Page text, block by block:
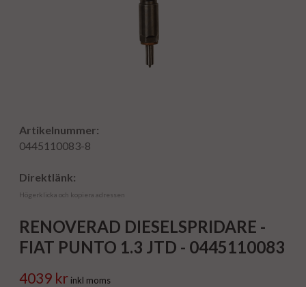
Artikelnummer:
0445110083-8
Direktlänk:
Högerklicka och kopiera adressen
RENOVERAD DIESELSPRIDARE -
FIAT PUNTO 1.3 JTD - 0445110083
4039 kr inkl moms